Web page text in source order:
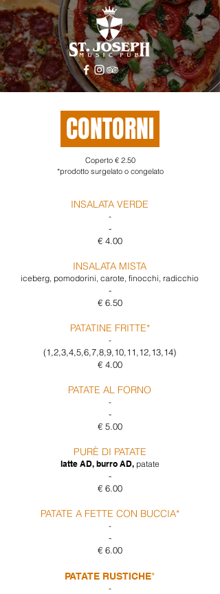
CONTORNI
Coperto € 2.50
*prodotto surgelato o congelato
INSALATA VERDE
-
-
€ 4.00
INSALATA MISTA
iceberg, pomodorini, carote, finocchi, radicchio
-
€ 6.50
PATATINE FRITTE*
-
​(1,2,3,4,5,6,7,8,9,10,11,12,13,14)
€ 4.00
PATATE AL FORNO
-
-
€ 5.00
PURÈ DI PATATE
latte AD, burro AD,patate
-
€ 6.00
PATATE A FETTE CON BUCCIA*
-
-
€ 6.00
PATATE RUSTICHE*
-